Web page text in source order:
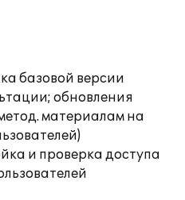
базовой версии
обновления
материалам на
и проверка доступа